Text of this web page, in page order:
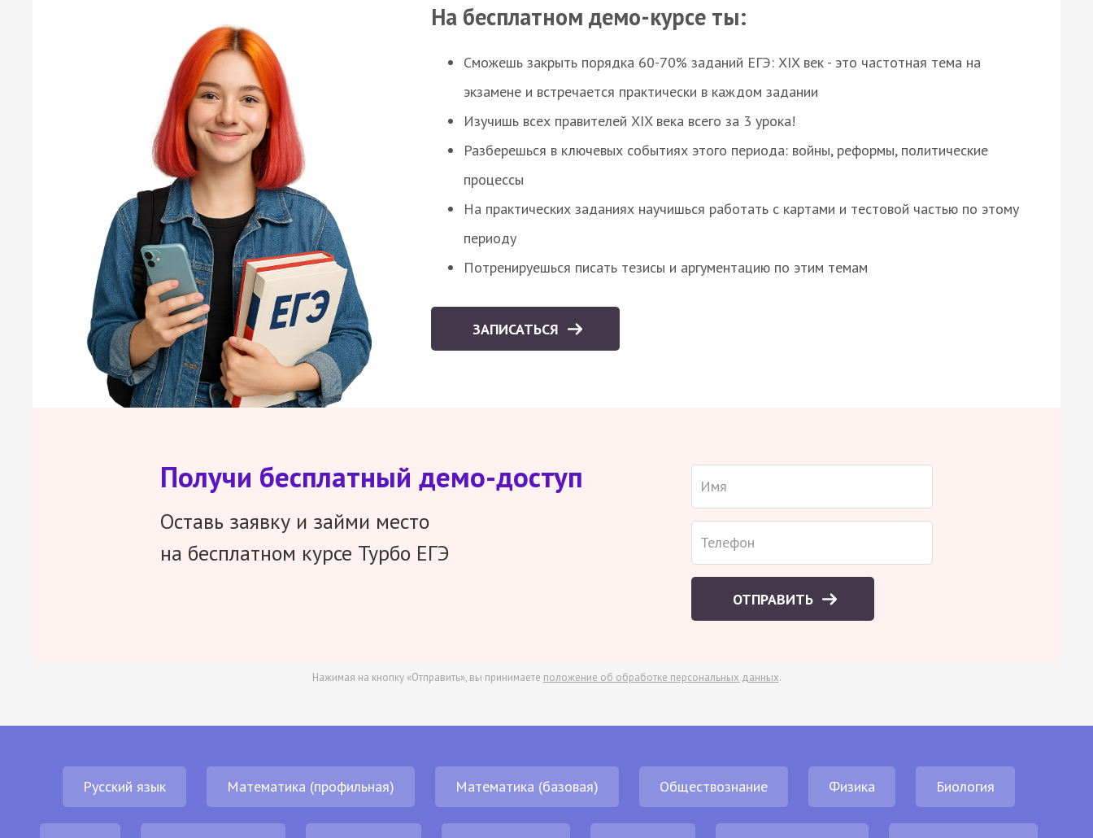
На бесплатном демо-курсе ты:
Сможешь закрыть порядка 60-70% заданий ЕГЭ: XIX век - это частотная тема на
экзамене и встречается практически в каждом задании
Изучишь всех правителей XIX века всего за 3 урока!
Разберешься в ключевых событиях этого периода: войны, реформы, политические
процессы
На практических заданиях научишься работать с картами и тестовой частью по этому
периоду
Потренируешься писать тезисы и аргументацию по этим темам
ЗАПИСАТЬСЯ
Получи бесплатный демо-доступ
Оставь заявку и займи место
на бесплатном курсе Турбо ЕГЭ
ОТПРАВИТЬ
Нажимая на кнопку «Отправить», вы принимаете положение об обработке персональных данных.
Русский язык Математика (профильная) Математика (базовая) Обществознание Физика Биология